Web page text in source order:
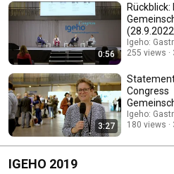
0:56
Rückblick:
Schweiz)
Igeho:
255 views
3:27
Congress
Igeho:
180 views
IGEHO 2019